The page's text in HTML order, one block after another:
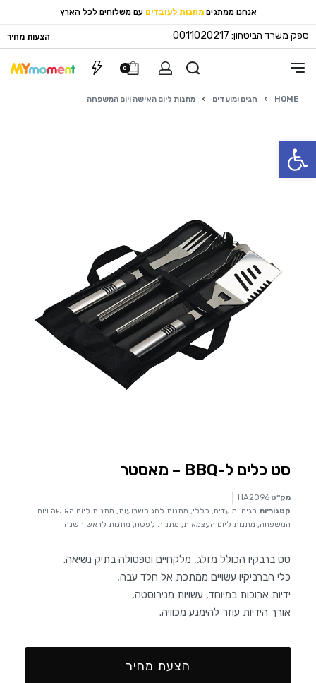
פתח סרגל נגישות
אנחנו ממתגים מתנות לעובדים עם משלוחים לכל הארץ
ספק משרד הביטחון: 0011020217 הצעות מחיר
0
HOME
› חגים ומועדים › מתנות ליום האישה ויום המשפחה
סט כלים ל-BBQ – מאסטר
מק״ט HA2096
קטגוריות חגים ומועדים, כללי, מתנות לחג השבועות, מתנות ליום האישה ויום
המשפחה, מתנות ליום העצמאות, מתנות לפסח, מתנות לראש השנה
סט ברבקיו הכולל מזלג, מלקחיים וספטולה בתיק נשיאה.
כלי הברביקיו עשויים ממתכת אל חלד עבה,
ידיות ארוכות במיוחד, עשויות מנירוסטה,
אורך הידיות עוזר להימנע מכוויה.
הצעת מחיר